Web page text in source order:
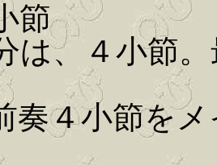
節
は、４小節
奏４小節を